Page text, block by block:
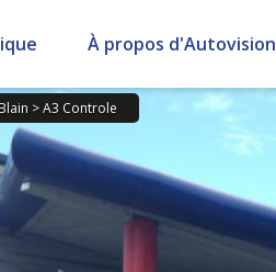
À propos d'Autovision
Blain >A3 Controle